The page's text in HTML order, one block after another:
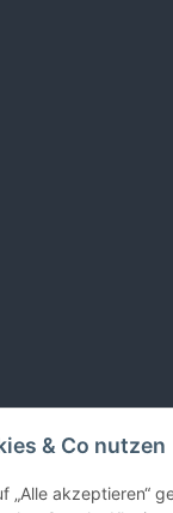
& Co nutzen
„Alle akzeptieren“